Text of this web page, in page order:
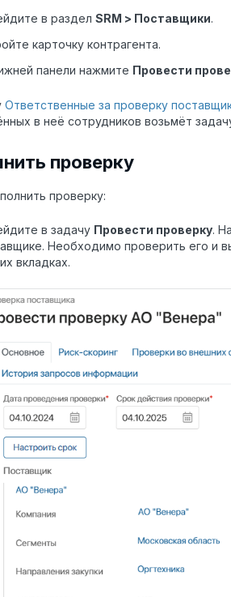
в раздел SRM > Поставщики.
карточку контрагента.
панели нажмите Провести
Ответственные за проверку
в неё сотрудников возьмёт
проверку
проверку:
в задачу Провести проверку.
Необходимо проверить его и
вкладках.